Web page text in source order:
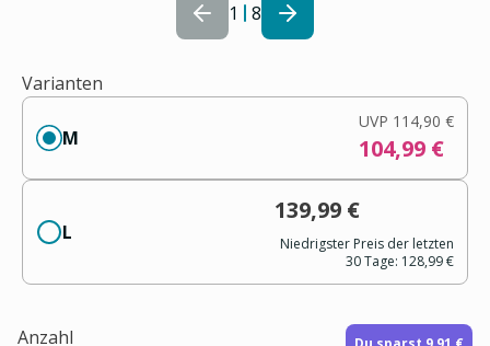
1 8
Varianten
M
UVP 114,90 €
104,99 €
L
139,99 €
Niedrigster Preis der letzten
30 Tage: 128,99 €
Anzahl